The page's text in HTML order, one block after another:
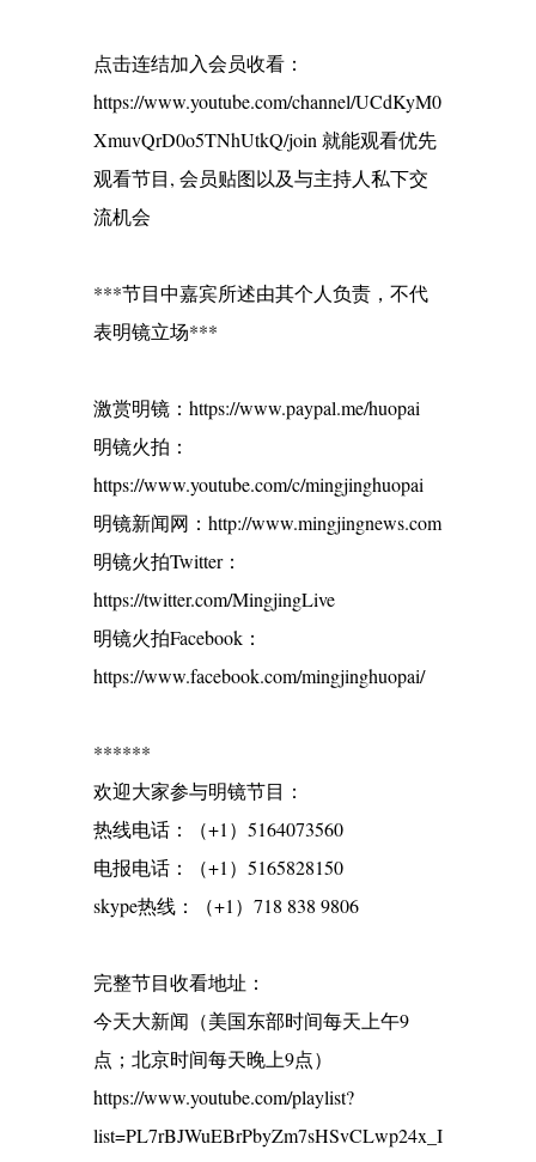
点击连结加入会员收看：
https://www.youtube.com/channel/UCdKyM0
XmuvQrD0o5TNhUtkQ/join 就能观看优先
观看节目, 会员贴图以及与主持人私下交
流机会
***节目中嘉宾所述由其个人负责，不代
表明镜立场***
激赏明镜：https://www.paypal.me/huopai
明镜火拍：
https://www.youtube.com/c/mingjinghuopai
明镜新闻网：http://www.mingjingnews.com
明镜火拍Twitter：
https://twitter.com/MingjingLive
明镜火拍Facebook：
https://www.facebook.com/mingjinghuopai/
******
欢迎大家参与明镜节目：
热线电话：（+1）5164073560
电报电话：（+1）5165828150
skype热线：（+1）718 838 9806
完整节目收看地址：
今天大新闻（美国东部时间每天上午9
点；北京时间每天晚上9点）
https://www.youtube.com/playlist?
list=PL7rBJWuEBrPbyZm7sHSvCLwp24x_I